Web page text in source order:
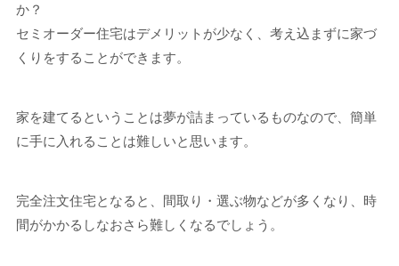
か？
セミオーダー住宅はデメリットが少なく、考え込まずに家づ
くりをすることができます。
家を建てるということは夢が詰まっているものなので、簡単
に手に入れることは難しいと思います。
完全注文住宅となると、間取り・選ぶ物などが多くなり、時
間がかかるしなおさら難しくなるでしょう。